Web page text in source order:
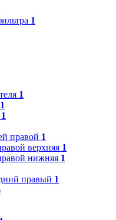
1
1
1
1
правой 1
верхняя 1
нижняя 1
правый 1